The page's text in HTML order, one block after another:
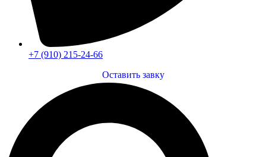
+7 (910) 215-24-66
Оставить завку